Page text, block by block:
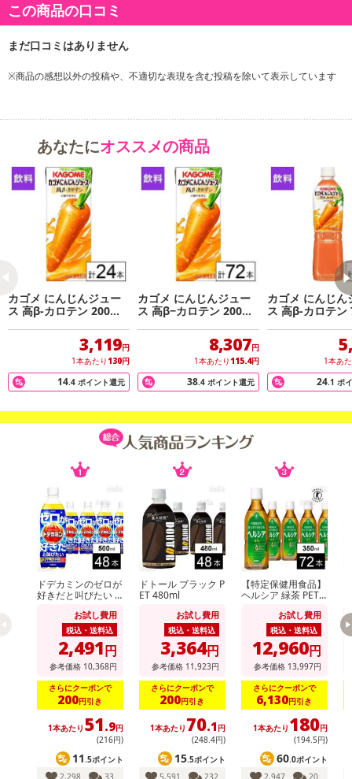
にんじんのみで作ったまろやかな味わいで、β-カロテンたっぷりの
こだわりの製法によって、にんじん本来のコクが感じられるおいし
さです。
・原材料/材質/素材：濃縮にんじん（にんじん（ニュージーランド
注意事項
【賞味・消費期限のある商品について】
商品到着時点でのお日持ち期間は、配送日数などにより異なります
のでご了承ください。
【キャンセルについて】
※お申込み後のキャンセルはお受けできません。
記載されている内容を必ずご確認いただき、お届けする商品セット
にご納得いただきましたうえでお申し込みください。
※パッケージ変更や商品リニューアル（成分など含む）等により、
る場合がございます。
また、[新たな加工食品の原料原産地表示制度]の経過措置期間の終
合がございます。
あらかじめご了承いただいた上でお申込みください。なお、本理由
によるお申込み後のキャンセル・返品交換は対応いたしかねます。
【お支払いについて】
※送料はお試し費用に含まれております。
※d払い、PayPay、au PAY、au PAY（auかんたん決済）、ソフトバ
ンクまとめて支払い、楽天ペイ、メルペイ、AEON Pay、Amazon
Payでお支払いの場合、決済のため外部サイトへ遷移します。
※予約商品は決済手段ごとに定められた決済期限日にお支払いを完
了することがございます。ご了承いただいたうえでお申し込みくだ
【配送伝票番号について】
※配送形態がメール便の商品については、商品の発送完了後、配送
伝票番号がマイページに表示されない場合もございます。
この商品の口コミ
※商品の感想以外の投稿や、不適切な表現を含む投稿を除いて表示しています
あなたにオススメの商品
カゴメ にんじんジュー
ス 高β-カロテン 200ml
×24本
3,119円
1本あたり 130円
14.4 ポイント還元
カゴメ にんじんジュー
ス 高β−カロテン 200ml
×72本
8,307円
1本あたり 115.4円
38.4 ポイント還元
カゴメ にんじん
ス 高β-カロテ
×15本
1本あ
24.1 ポ
ドデカミンのゼロが
好きだと叫びたい P
お試し費用
税込・送料込
2,491円
参考価格 10,368円
さらにクーポンで
200円引き
1本あたり 51.9円
(216円)
11.5ポイント
2,298
33
ドトール ブラック P
ET 480ml
お試し費用
税込・送料込
3,364円
参考価格 11,923円
さらにクーポンで
200円引き
1本あたり 70.1 円
(248.4円)
15.5ポイント
5,591
232
【特定保健用食品】
ヘルシア 緑茶 PET
お試し費用
税込・送料込
12,960円
参考価格 13,997円
さらにクーポンで
6,130円引き
1本あたり 180円
(194.5円)
60.0ポイント
2,947
20